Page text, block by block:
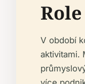
V období
aktivitami.